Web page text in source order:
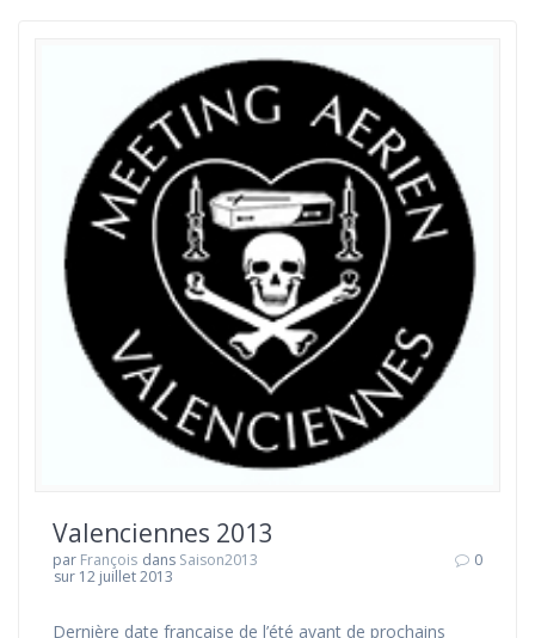
Valenciennes 2013
par François dans Saison2013
sur 12 juillet 2013
0
Dernière date française de l’été avant de prochains